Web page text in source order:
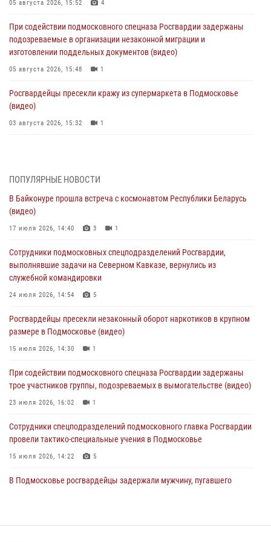
05 августа 2026, 15:52 4
При содействии подмосковного спецназа Росгвардии задержаны
подозреваемые в организации незаконной миграции и
изготовлении поддельных документов (видео)
05 августа 2026, 15:48 1
Росгвардейцы пресекли кражу из супермаркета в Подмосковье
(видео)
03 августа 2026, 15:32 1
03 августа 2026, 15:08 1
В Подмосковье отметили годовщину со Дня образования ОМОН
«Пересвет»
02 августа 2026, 18:01
Офицер подмосковного главка Росгвардии стал гостем эфира
«Радио 1»
01 августа 2026, 17:57
крупную сумму в Подмосковье
31 июля 2026, 13:00
действиях в Подмосковье (видео)
31 июля 2026, 09:00
ПОПУЛЯРНЫЕ НОВОСТИ
В Байконуре прошла встреча с космонавтом Республики Беларусь
(видео)
17 июля 2026, 14:40 3 1
Сотрудники подмосковных спецподразделений Росгвардии,
выполнявшие задачи на Северном Кавказе, вернулись из
служебной командировки
24 июля 2026, 14:54 5
Росгвардейцы пресекли незаконный оборот наркотиков в крупном
размере в Подмосковье (видео)
15 июля 2026, 14:30 1
При содействии подмосковного спецназа Росгвардии задержаны
трое участников группы, подозреваемых в вымогательстве (видео)
23 июля 2026, 16:02 1
Сотрудники спецподразделений подмосковного главка Росгвардии
провели тактико-специальные учения в Подмосковье
15 июля 2026, 14:22 5
В Подмосковье росгвардейцы задержали мужчину, пугавшего